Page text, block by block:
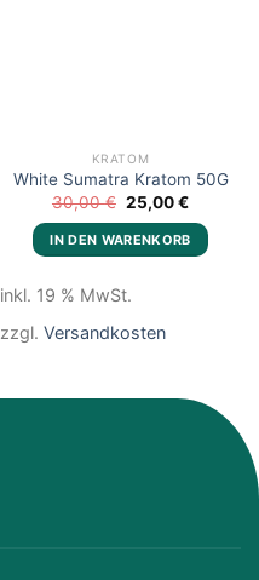
KRATOM
White Sumatra Kratom 50G
30,00€ Ursprünglicher
Preis
war:
30,00 €
25,00€Aktueller
ist:
25,00 €.
IN DEN WARENKORB
inkl. 19 % MwSt.
zzgl. Versandkosten